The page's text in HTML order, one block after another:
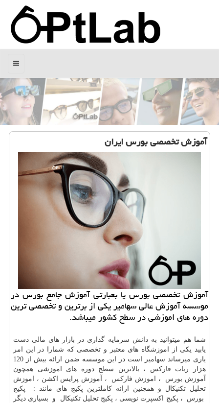
منو
آموزش تخصصی بورس ایران
آموزش تخصصی بورس یا بعبارتی آموزش جامع بورس در
موسسه آموزش عالی سهامیر یكی از برترین و تخصصی ترین
دوره های اموزشی در سطح كشور میباشد.
شما هم میتوانید به دانش سرمایه گذاری در بازار های مالی دست
یابید یکی از اموزشگاه های معتبر و تخصصی که شمارا در این امر
یاری میرساند سهامیر
است در این موسسه ضمن ارائه بیش از 120
هزار ربات فارکس ، بالاترین سطح دوره های اموزشی همچون
آموزش بورس
، اموزش فارکس ، آموزش پرایس اکشن ، اموزش
تحلیل تکنیکال و همچنین ارائه کاملترین پکیج های مانند : پکیج
بورس ، پکیج اکسپرت نویسی ، پکیج تحلیل تکنیکال و بسیاری دیگر